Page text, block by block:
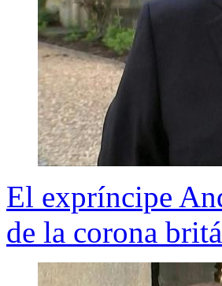
El expríncipe
de la corona